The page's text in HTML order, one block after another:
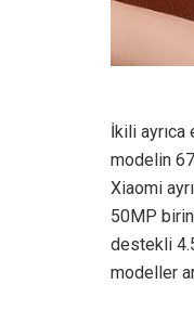
İkili ayrıca
modelin
Xiaomi
50MP
destekli
modeller